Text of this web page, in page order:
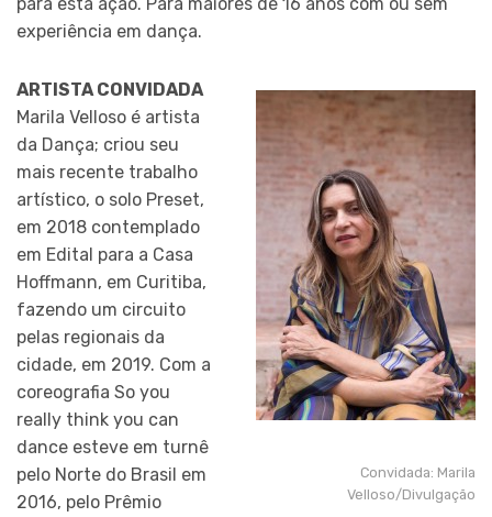
experiência em dança.
Convidada: Marila
Velloso/Divulgação
ARTISTA CONVIDADA
Marila Velloso é artista
da Dança; criou seu
mais recente trabalho
artístico, o solo Preset,
em 2018 contemplado
em Edital para a Casa
Hoffmann, em Curitiba,
fazendo um circuito
pelas regionais da
cidade, em 2019. Com a
coreografia So you
really think you can
dance esteve em turnê
pelo Norte do Brasil em
2016, pelo Prêmio